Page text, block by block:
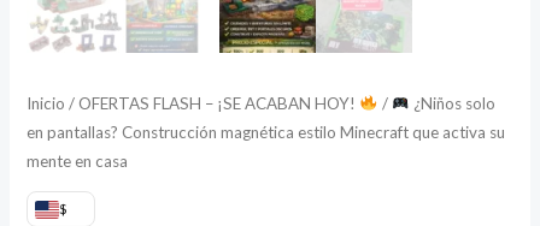
Inicio / OFERTAS FLASH – ¡SE ACABAN HOY! /
¿Niños solo
en pantallas? Construcción magnética estilo Minecraft que activa su
mente en casa
$